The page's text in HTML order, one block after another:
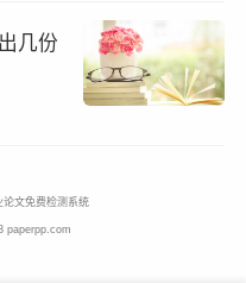
几份
论文免费检测系统
paperpp.com